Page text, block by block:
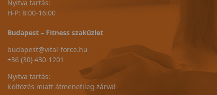
Nyitva tartás:
H-P: 8:00-16:00
Budapest – Fitness szaküzlet
budapest@vital-force.hu
+36 (30) 430-1201
Nyitva tartás:
Költözés miatt átmenetileg zárva!